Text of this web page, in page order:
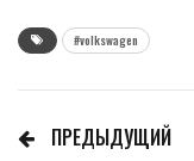
#volkswagen
ПРЕДЫДУЩИЙ